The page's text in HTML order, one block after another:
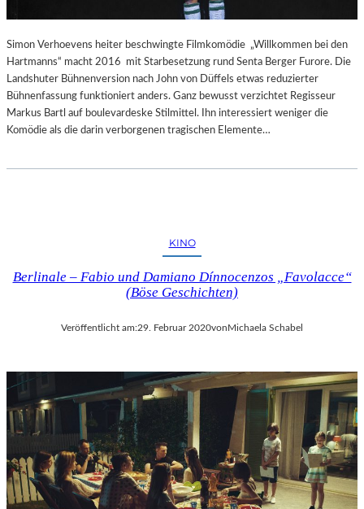
TN
A
U
E
N
E
W
O
A
I
O
C
H
H
Simon Verhoevens heiter beschwingte Filmkomödie „Willkommen bei den
Hartmanns“ macht 2016 mit Starbesetzung rund Senta Berger Furore. Die
Landshuter Bühnenversion nach John von Düffels etwas reduzierter
Bühnenfassung funktioniert anders. Ganz bewusst verzichtet Regisseur
Markus Bartl auf boulevardeske Stilmittel. Ihn interessiert weniger die
Komödie als die darin verborgenen tragischen Elemente…
KINO
Berlinale – Fabio und Damiano Dínnocenzos „Favolacce“
(Böse Geschichten)
Veröffentlicht am:29. Februar 2020vonMichaela Schabel